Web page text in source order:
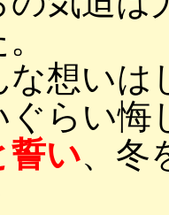
な想い
ぐらい悔
誓い、冬